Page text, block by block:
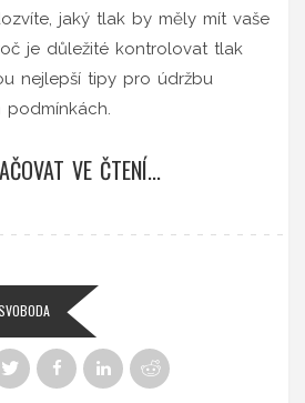
jaký tlak by měly mít vaše
je důležité kontrolovat tlak
nejlepší tipy pro údržbu
podmínkách.
VE ČTENÍ...